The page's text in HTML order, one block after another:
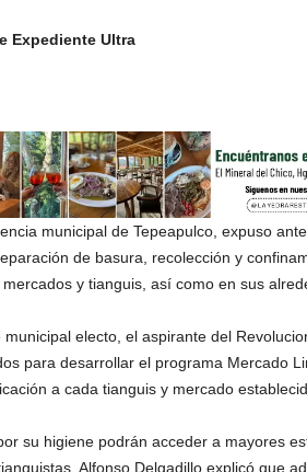
Expediente Ultra
municipal de Tepeapulco, expuso
de basura, recolección y
y tianguis, así como en sus
electo, el aspirante del
para desarrollar el programa Mercado
a cada tianguis y mercado
su higiene podrán acceder a mayores
Alfonso Delgadillo explicó que